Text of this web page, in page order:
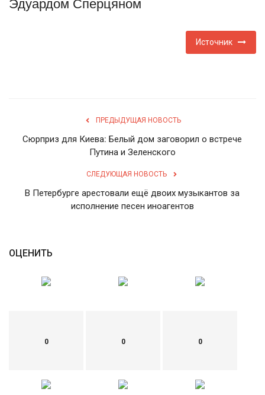
Образование
Эдуардом Сперцяном
Источник
ПРЕДЫДУЩАЯ НОВОСТЬ
Сюрприз для Киева: Белый дом заговорил о встрече
Путина и Зеленского
СЛЕДУЮЩАЯ НОВОСТЬ
В Петербурге арестовали ещё двоих музыкантов за
исполнение песен иноагентов
ОЦЕНИТЬ
0 0 0